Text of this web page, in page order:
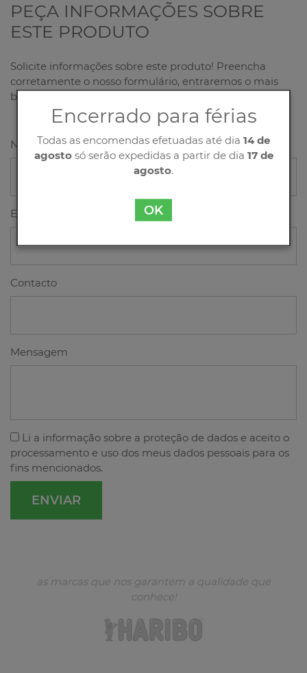
PEÇA INFORMAÇÕES SOBRE
ESTE PRODUTO
Solicite informações sobre este produto! Preencha
corretamente o nosso formulário, entraremos o mais
breve possível em contacto consigo!
Nome
Email
Contacto
Mensagem
Li a informação sobre a proteção de dados e aceito o
processamento e uso dos meus dados pessoais para os
fins mencionados.
as marcas que nos garantem a qualidade que
conhece!
Encerrado para férias
Todas as encomendas efetuadas até dia 14 de
agostosó serão expedidas a partir de dia 17 de
agosto.
OK